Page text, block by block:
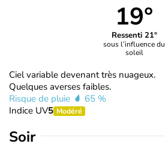
19°
Ressenti 21°
sous l’influence du
soleil
Ciel variable devenant très nuageux.
Quelques averses faibles.
Risque de pluie
65 %
Indice UV5 Modéré
Soir